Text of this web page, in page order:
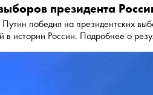
президента
победил на президентских
в истории России. Подробнее о